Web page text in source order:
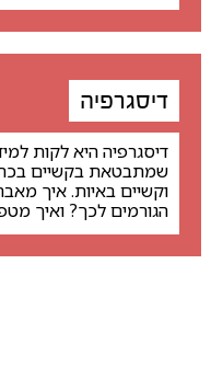
דיסגרפיה
דיסגרפיה היא לקות
שמתבטאת בקשיים
וקשיים באיות. איך
הגורמים לכך? ואיך